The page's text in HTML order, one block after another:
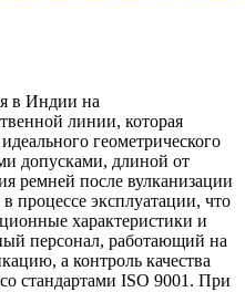
в Индии на
линии, которая
геометрического
допусками, длиной от
ремней после вулканизации
процессе эксплуатации, что
характеристики и
персонал, работающий на
а контроль качества
стандартами ISO 9001. При